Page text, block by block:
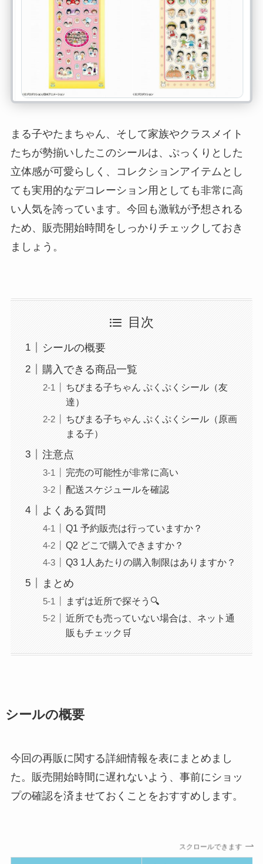
まる子やたまちゃん、そして家族やクラスメイト
たちが勢揃いしたこのシールは、ぷっくりとした
立体感が可愛らしく、コレクションアイテムとし
ても実用的なデコレーション用としても非常に高
い人気を誇っています。今回も激戦が予想される
ため、販売開始時間をしっかりチェックしておき
ましょう。
目次
シールの概要
購入できる商品一覧
ちびまる子ちゃん ぷくぷくシール（友
達）
ちびまる子ちゃん ぷくぷくシール（原画
まる子）
注意点
完売の可能性が非常に高い
配送スケジュールを確認
よくある質問
Q1 予約販売は行っていますか？
Q2 どこで購入できますか？
Q3 1人あたりの購入制限はありますか？
まとめ
まずは近所で探そう🔍
近所でも売っていない場合は、ネット通
販もチェック🛒
シールの概要
今回の再販に関する詳細情報を表にまとめまし
た。販売開始時間に遅れないよう、事前にショッ
プの確認を済ませておくことをおすすめします。
スクロールできます